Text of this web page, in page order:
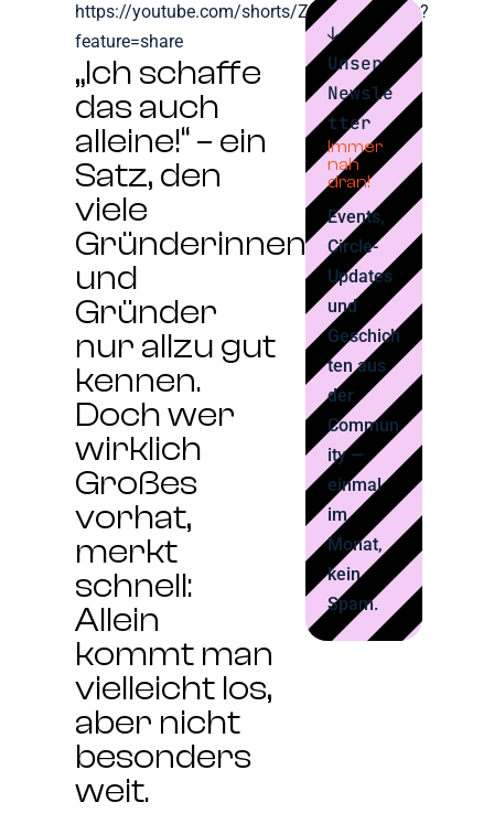
https://youtube.com/shorts/ZC8NG6ECBZw?
feature=share
„Ich schaffe
das auch
alleine!“ – ein
Satz, den
viele
Gründerinnen
und
Gründer
nur allzu gut
kennen.
Doch wer
wirklich
Großes
vorhat,
merkt
schnell:
Allein
kommt man
vielleicht los,
aber nicht
besonders
weit.
↓
Unser
Newsle
tter
Immer
nah
dran!
Events,
Circle-
Updates
und
Geschich
ten aus
der
Commun
ity —
einmal
im
Monat,
kein
Spam.